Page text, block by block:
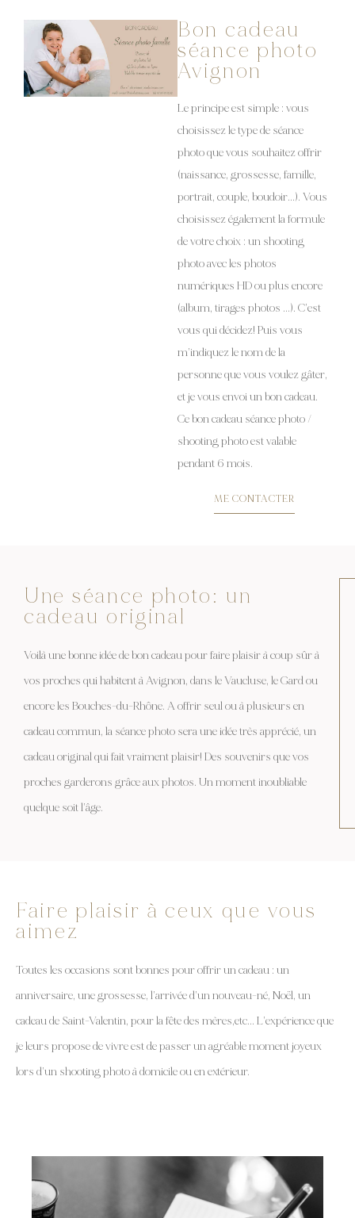
Bon cadeau
séance photo
Avignon
Le principe est simple : vous
choisissez le type de séance
photo que vous souhaitez offrir
(naissance, grossesse, famille,
portrait, couple, boudoir…). Vous
choisissez également la formule
de votre choix : un shooting
photo avec les photos
numériques HD ou plus encore
(album, tirages photos …). C’est
vous qui décidez! Puis vous
m’indiquez le nom de la
personne que vous voulez gâter,
et je vous envoi un bon cadeau.
Ce bon cadeau séance photo /
shooting photo est valable
pendant 6 mois.
ME CONTACTER
Une séance photo: un
cadeau original
Voilà une bonne idée de bon cadeau pour faire plaisir à coup sûr à
vos proches qui habitent à Avignon, dans le Vaucluse, le Gard ou
encore les Bouches-du-Rhône. A offrir seul ou à plusieurs en
cadeau commun, la séance photo sera une idée très apprécié, un
cadeau original qui fait vraiment plaisir! Des souvenirs que vos
proches garderons grâce aux photos. Un moment inoubliable
quelque soit l’âge.
Faire plaisir à ceux que vous
aimez
Toutes les occasions sont bonnes pour offrir un cadeau : un
anniversaire, une grossesse, l’arrivée d’un nouveau-né, Noël, un
cadeau de Saint-Valentin, pour la fête des mères,etc… L’expérience que
je leurs propose de vivre est de passer un agréable moment joyeux
lors d’un shooting photo à domicile ou en extérieur.